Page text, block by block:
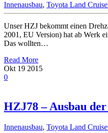
Innenausbau, Toyota Land
Unser HZJ bekommt einen
2001, EU Version) hat ab Werk
Das wollten…
Read More
Okt 19 2015
0
HZJ78 – Ausbau
Innenausbau, Toyota Land